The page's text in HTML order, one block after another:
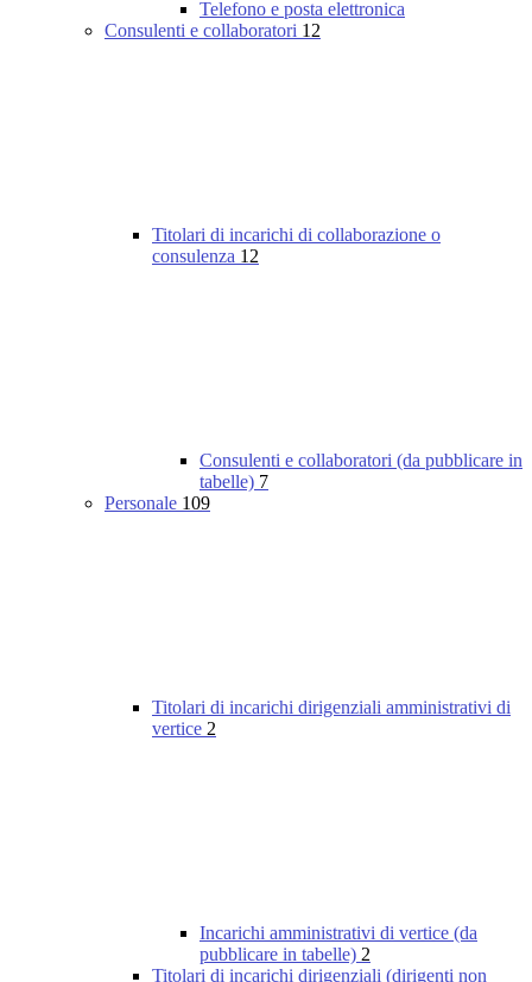
Telefono e posta elettronica
Consulenti e collaboratori 12
Titolari di incarichi di collaborazione o
consulenza 12
Consulenti e collaboratori (da pubblicare in
tabelle) 7
Personale 109
Titolari di incarichi dirigenziali amministrativi di
vertice 2
Incarichi amministrativi di vertice (da
pubblicare in tabelle) 2
Titolari di incarichi dirigenziali (dirigenti non